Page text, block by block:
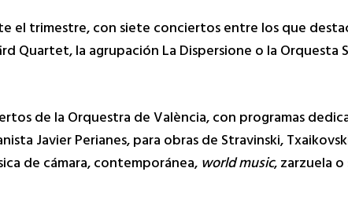
trimestre, con siete conciertos entre los que
Quartet, la agrupación La Dispersione o la Orquesta
de la Orquestra de València, con programas
Javier Perianes, para obras de Stravinski,
de cámara, contemporánea,world music, zarzuela